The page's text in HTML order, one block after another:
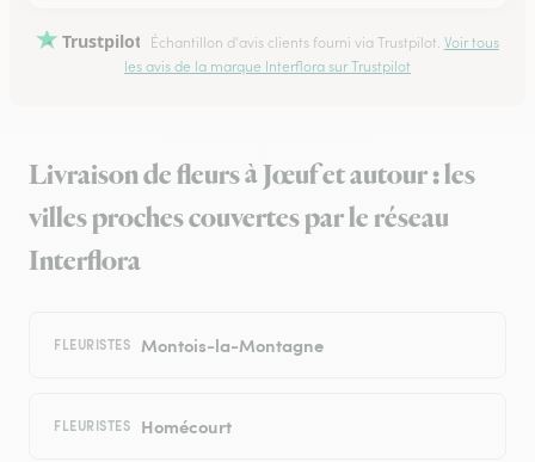
Trustpilot Échantillon d'avis clients fourni via Trustpilot. Voir tous
les avis de la marque Interflora sur Trustpilot
Livraison de fleurs à Jœuf et autour : les
villes proches couvertes par le réseau
Interflora
FLEURISTES Montois-la-Montagne
FLEURISTES Homécourt